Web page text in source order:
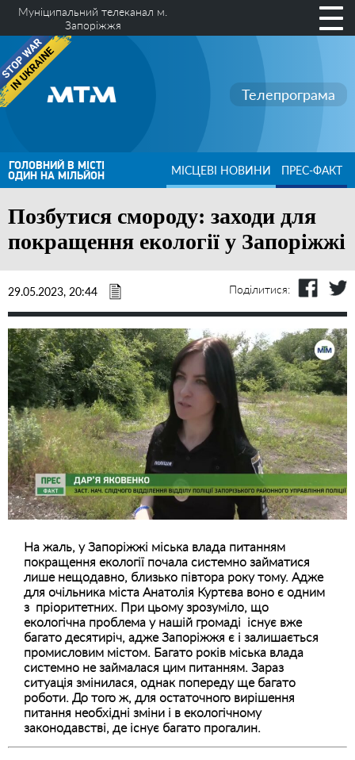
Муніципальний телеканал м.
Запоріжжя
Телепрограма
ГОЛОВНИЙ В МІСТІ
ОДИН НА МІЛЬЙОН МІСЦЕВІ НОВИНИ ПРЕС-ФАКТ
Позбутися смороду: заходи для
покращення екології у Запоріжжі
29.05.2023, 20:44 Поділитися:
На жаль, у Запоріжжі міська влада питанням
покращення екології почала системно займатися
лише нещодавно, близько півтора року тому. Адже
для очільника міста Анатолія Куртєва воно є одним
з пріоритетних. При цьому зрозуміло, що
екологічна проблема у нашій громаді існує вже
багато десятиріч, адже Запоріжжя є і залишається
промисловим містом. Багато років міська влада
системно не займалася цим питанням. Зараз
ситуація змінилася, однак попереду ще багато
роботи. До того ж, для остаточного вирішення
питання необхідні зміни і в екологічному
законодавстві, де існує багато прогалин.